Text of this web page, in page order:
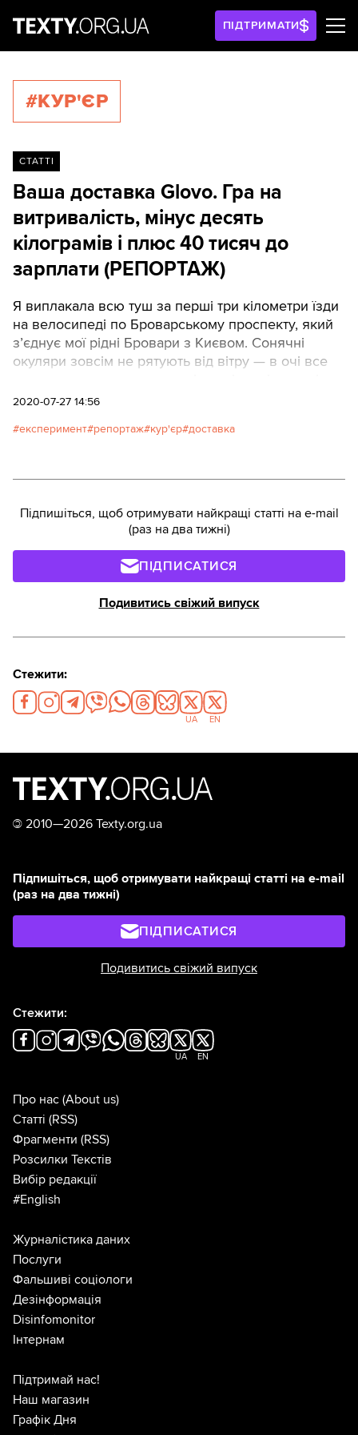
ПІДТРИМАТИ
#КУР'ЄР
СТАТТІ
Ваша доставка Glovo. Гра на
витривалість, мінус десять
кілограмів і плюс 40 тисяч до
зарплати (РЕПОРТАЖ)
Я виплакала всю туш за перші три кілометри їзди
на велосипеді по Броварському проспекту, який
з’єднує мої рідні Бровари з Києвом. Сонячні
окуляри зовсім не рятують від вітру — в очі все
мчать зі швидкістю 80—120 кілометрів на годину.
зрозуміла, що їду навпомацки.
2020-07-27 14:56
експеримент репортаж кур'єр доставка
Підпишіться, щоб отримувати найкращі статті на e-mail
(раз на два тижні)
ПІДПИСАТИСЯ
Подивитись свіжий випуск
Стежити:
UA EN
© 2010—2026 Texty.org.ua
Підпишіться, щоб отримувати найкращі статті на e-mail
(раз на два тижні)
ПІДПИСАТИСЯ
Подивитись свіжий випуск
Стежити:
UA EN
Про нас (About us)
Статті (RSS)
Фрагменти (RSS)
Розсилки Текстів
Вибір редакції
#English
Журналістика даних
Послуги
Фальшиві соціологи
Дезінформація
Disinfomonitor
Інтернам
Підтримай нас!
Наш магазин
Графік Дня